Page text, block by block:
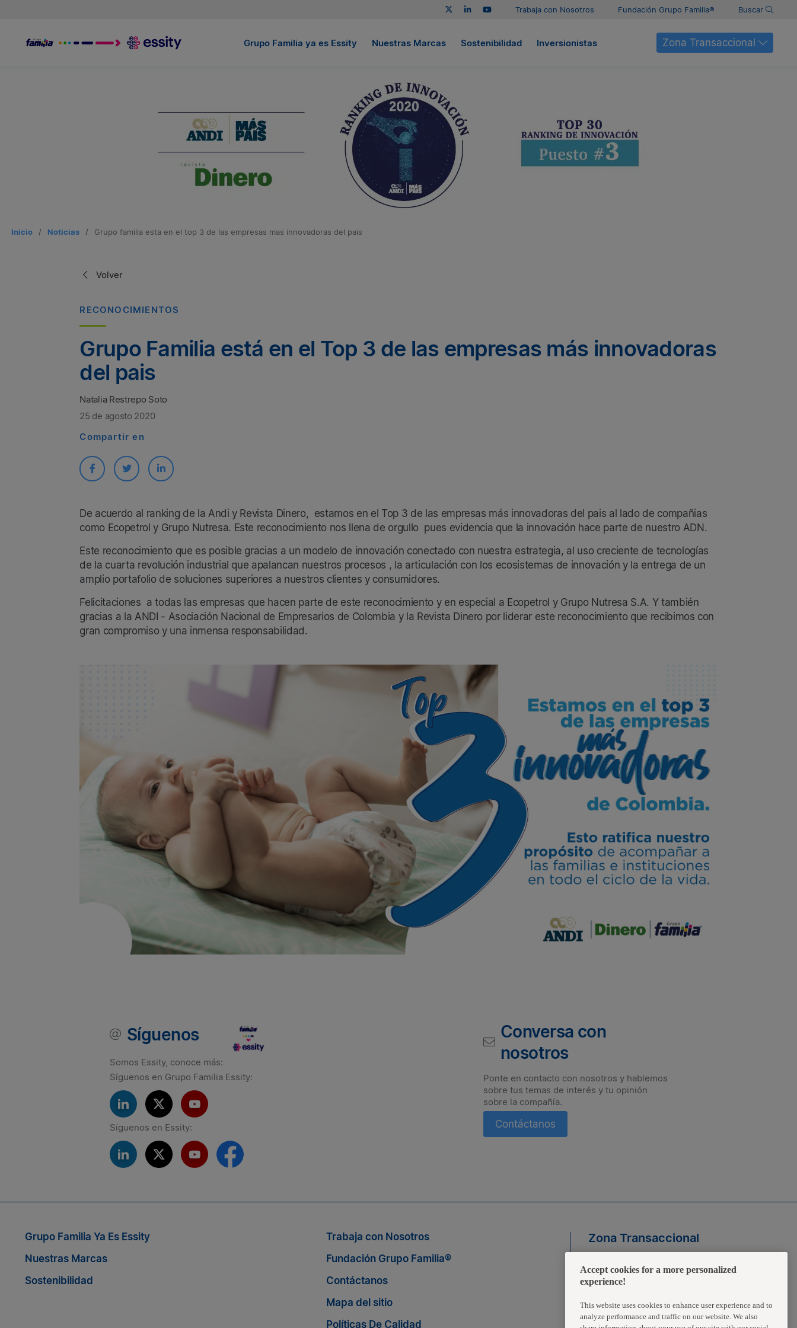
Trabaja con Nosotros Fundación Grupo Familia® Buscar
Grupo Familia ya es Essity Nuestras Marcas Sostenibilidad Inversionistas Zona Transaccional
Inicio / Noticias / Grupo familia esta en el top 3 de las empresas mas innovadoras del pais
Volver
RECONOCIMIENTOS
Grupo Familia está en el Top 3 de las empresas más innovadoras
del pais
Natalia Restrepo Soto
25 de agosto 2020
Compartir en
De acuerdo al ranking de la Andi y Revista Dinero, estamos en el Top 3 de las empresas más innovadoras del pais al lado de compañias
como Ecopetrol y Grupo Nutresa. Este reconocimiento nos llena de orgullo pues evidencia que la innovación hace parte de nuestro ADN.
Este reconocimiento que es posible gracias a un modelo de innovación conectado con nuestra estrategia, al uso creciente de tecnologías
de la cuarta revolución industrial que apalancan nuestros procesos , la articulación con los ecosistemas de innovación y la entrega de un
amplio portafolio de soluciones superiores a nuestros clientes y consumidores.
Felicitaciones a todas las empresas que hacen parte de este reconocimiento y en especial a Ecopetrol y Grupo Nutresa S.A. Y también
gracias a la ANDI - Asociación Nacional de Empresarios de Colombia y la Revista Dinero por liderar este reconocimiento que recibimos con
gran compromiso y una inmensa responsabilidad.
Síguenos
Somos Essity, conoce más:
Síguenos en Grupo Familia Essity:
Síguenos en Essity:
Conversa con
nosotros
Ponte en contacto con nosotros y hablemos
sobre tus temas de interés y tu opinión
sobre la compañía.
Contáctanos
Grupo Familia Ya Es Essity
Nuestras Marcas
Sostenibilidad
Trabaja con Nosotros
Fundación Grupo Familia®
Contáctanos
Mapa del sitio
Políticas De Calidad
Zona Transaccional
Empleados
Proveedores
Accept cookies for a more personalized
experience!
This website uses cookies to enhance user experience and to
analyze performance and traffic on our website. We also